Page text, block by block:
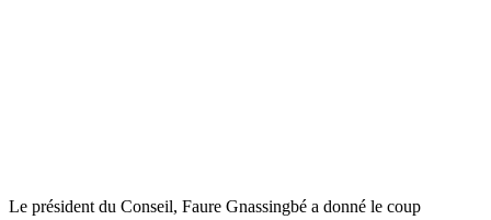
Le président du Conseil, Faure Gnassingbé a donné le coup